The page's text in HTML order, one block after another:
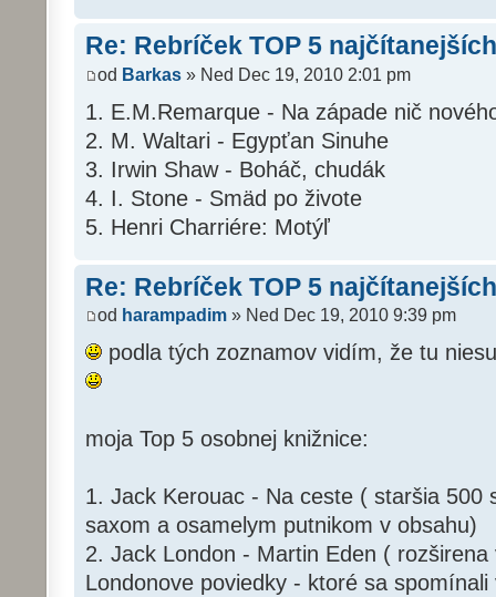
Re: Rebríček TOP 5
od Barkas » Ned Dec 19, 2010 2:01 pm
1. E.M.Remarque - Na západe nič
2. M. Waltari - Egypťan Sinuhe
3. Irwin Shaw - Boháč, chudák
4. I. Stone - Smäd po živote
5. Henri Charriére: Motýľ
Re: Rebríček TOP 5
od harampadim » Ned Dec 19, 2010 9:39 pm
podla tých zoznamov vidím, že tu
moja Top 5 osobnej knižnice:
1. Jack Kerouac - Na ceste ( staršia 500
saxom a osamelym putnikom v obsahu)
2. Jack London - Martin Eden ( rozširena
Londonove poviedky - ktoré sa spomínali